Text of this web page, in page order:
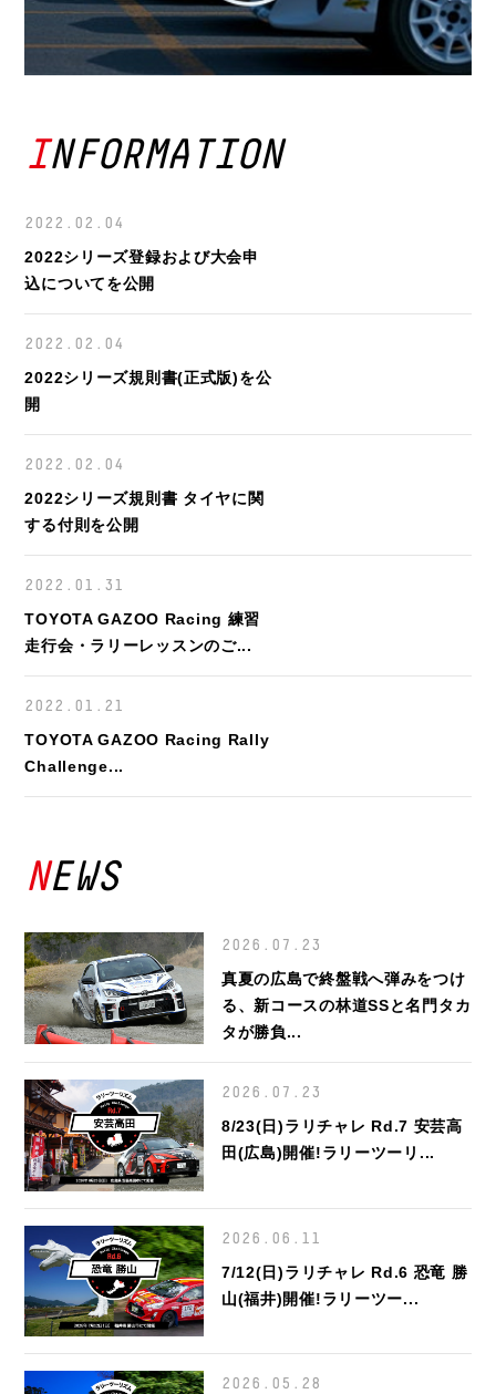
INFORMATION
2022.02.04
2022シリーズ登録および大会申
込についてを公開
2022.02.04
2022シリーズ規則書(正式版)を公
開
2022.02.04
2022シリーズ規則書 タイヤに関
する付則を公開
2022.01.31
TOYOTA GAZOO Racing 練習
走行会・ラリーレッスンのご...
2022.01.21
TOYOTA GAZOO Racing Rally
Challenge...
NEWS
2026.07.23
真夏の広島で終盤戦へ弾みをつけ
る、新コースの林道SSと名門タカ
タが勝負...
2026.07.23
8/23(日)ラリチャレ Rd.7 安芸高
田(広島)開催!ラリーツーリ...
2026.06.11
7/12(日)ラリチャレ Rd.6 恐竜 勝
山(福井)開催!ラリーツー...
2026.05.28